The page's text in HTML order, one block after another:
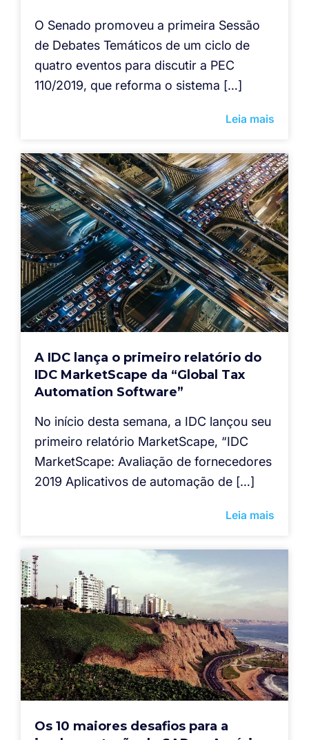
O Senado promoveu a primeira Sessão
de Debates Temáticos de um ciclo de
quatro eventos para discutir a PEC
110/2019, que reforma o sistema […]
Leia mais
A IDC lança o primeiro relatório do
IDC MarketScape da “Global Tax
Automation Software”
No início desta semana, a IDC lançou seu
primeiro relatório MarketScape, “IDC
MarketScape: Avaliação de fornecedores
2019 Aplicativos de automação de […]
Leia mais
Os 10 maiores desafios para a